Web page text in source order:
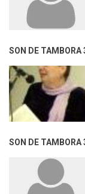
SON DE
SON DE